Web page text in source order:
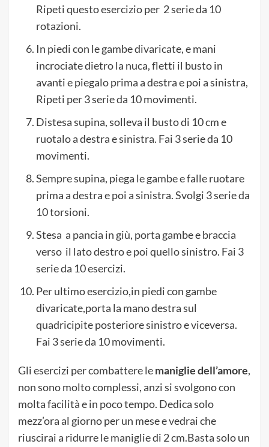
Ripeti questo esercizio per 2 serie da 10
rotazioni.
In piedi con le gambe divaricate, e mani
incrociate dietro la nuca, fletti il busto in
avanti e piegalo prima a destra e poi a sinistra,
Ripeti per 3 serie da 10 movimenti.
Distesa supina, solleva il busto di 10 cm e
ruotalo a destra e sinistra. Fai 3 serie da 10
movimenti.
Sempre supina, piega le gambe e falle ruotare
prima a destra e poi a sinistra. Svolgi 3 serie da
10 torsioni.
Stesa a pancia in giù, porta gambe e braccia
verso il lato destro e poi quello sinistro. Fai 3
serie da 10 esercizi.
Per ultimo esercizio,in piedi con gambe
divaricate,porta la mano destra sul
quadricipite posteriore sinistro e viceversa.
Fai 3 serie da 10 movimenti.
Gli esercizi per combattere lemaniglie dell’amore,
non sono molto complessi, anzi si svolgono con
molta facilità e in poco tempo. Dedica solo
mezz’ora al giorno per un mese e vedrai che
riuscirai a ridurre le maniglie di 2 cm.Basta solo un